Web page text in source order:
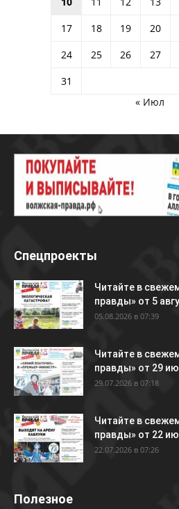
17
18 19 20
24
25 26 27
31
« Июл
Спецпроекты
Читайте в
правды» от 5
05.08.2026 в 07:39
Читайте в
правды» от 29
29.07.2026 в 07:18
Читайте в
правды» от 22
22.07.2026 в 07:26
Полезное